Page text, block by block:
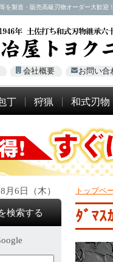
製造・販売高級刃物オーダー大歓
会社概要 お問い合
丁 狩猟 和式刃物
トップペ
ﾀﾞﾏｽ
月6日（木）
検索する